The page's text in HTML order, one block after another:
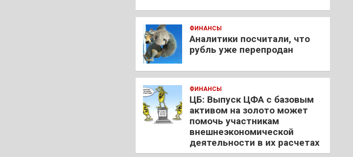
ФИНАНСЫ
Аналитики посчитали, что
рубль уже перепродан
ФИНАНСЫ
ЦБ: Выпуск ЦФА с базовым
активом на золото может
помочь участникам
внешнеэкономической
деятельности в их расчетах